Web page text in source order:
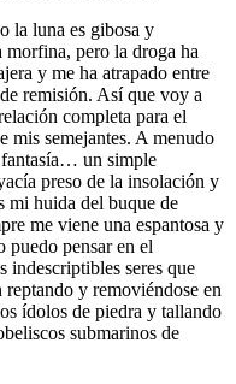
la luna es gibosa y
morfina, pero la droga ha
y me ha atrapado entre
remisión. Así que voy a
completa para el
mis semejantes. A menudo
fantasía… un simple
preso de la insolación y
mi huida del buque de
me viene una espantosa y
puedo pensar en el
indescriptibles seres que
reptando y removiéndose en
ídolos de piedra y tallando
submarinos de